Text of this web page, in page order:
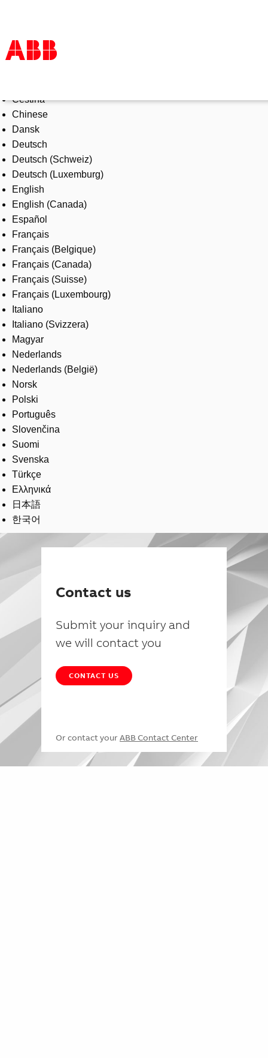
Products & Solutions
Industries
Services
About us
Where to buy
Contact us
Careers
Čeština
Chinese
Dansk
Deutsch
Deutsch (Schweiz)
Deutsch (Luxemburg)
English
English (Canada)
Español
Français
Français (Belgique)
Français (Canada)
Français (Suisse)
Français (Luxembourg)
Italiano
Italiano (Svizzera)
Magyar
Nederlands
Nederlands (België)
Norsk
Polski
Português
Slovenčina
Suomi
Svenska
Türkçe
Ελληνικά
日本語
한국어
Contact us
Submit your inquiry and
we will contact you
CONTACT US
Or contact your ABB Contact Center